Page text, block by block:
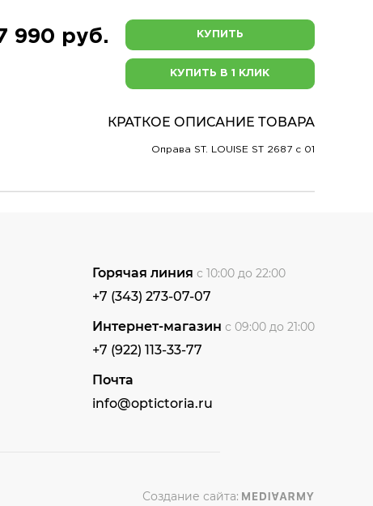
990 руб. КУПИТЬ
КУПИТЬ В 1 КЛИК
КРАТКОЕ ОПИСАНИЕ ТОВАРА
Оправа ST. LOUISE ST 2687 c 01
Горячая линия с 10:00 до 22:00
+7 (343) 273-07-07
Интернет-магазин с 09:00 до 21:00
+7 (922) 113-33-77
Почта
info@optictoria.ru
Создание сайта: